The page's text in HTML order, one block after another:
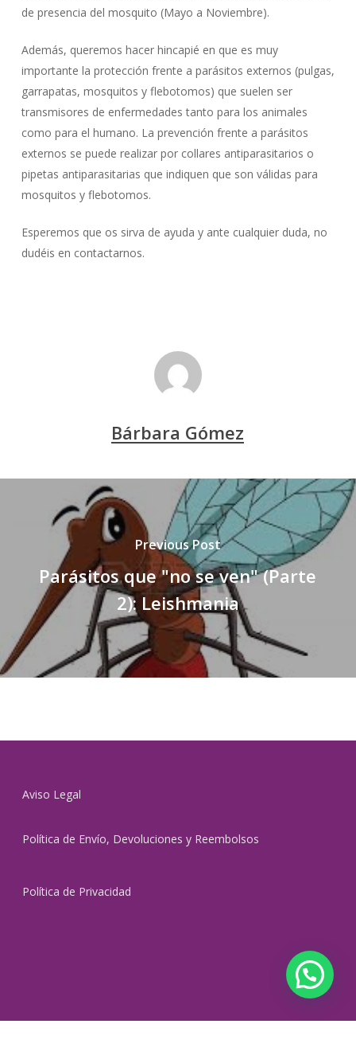
de presencia del mosquito (Mayo a Noviembre).
Además, queremos hacer hincapié en que es muy
importante la protección frente a parásitos externos (pulgas,
garrapatas, mosquitos y flebotomos) que suelen ser
transmisores de enfermedades tanto para los animales
como para el humano. La prevención frente a parásitos
externos se puede realizar por collares antiparasitarios o
pipetas antiparasitarias que indiquen que son válidas para
mosquitos y flebotomos.
Esperemos que os sirva de ayuda y ante cualquier duda, no
dudéis en contactarnos.
Bárbara Gómez
Previous Post
Parásitos que "no se ven" (Parte
2): Leishmania
Aviso Legal
Política de Envío, Devoluciones y Reembolsos
Política de Privacidad